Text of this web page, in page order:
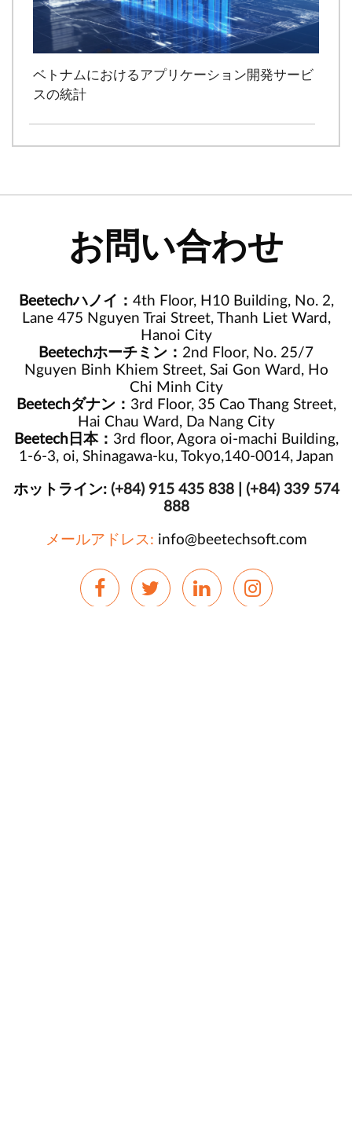
ベトナムにおけるアプリケーション開発サービ
スの統計
お問い合わせ
Beetechハノイ： 4th Floor, H10 Building, No. 2,
Lane 475 Nguyen Trai Street, Thanh Liet Ward,
Hanoi City
Beetechホーチミン： 2nd Floor, No. 25/7
Nguyen Binh Khiem Street, Sai Gon Ward, Ho
Chi Minh City
Beetechダナン： 3rd Floor, 35 Cao Thang Street,
Hai Chau Ward, Da Nang City
Beetech日本： 3rd floor, Agora oi-machi Building,
1-6-3, oi, Shinagawa-ku, Tokyo,140-0014, Japan
ホットライン: (+84) 915 435 838| (+84) 339 574
888
メールアドレス: info@beetechsoft.com